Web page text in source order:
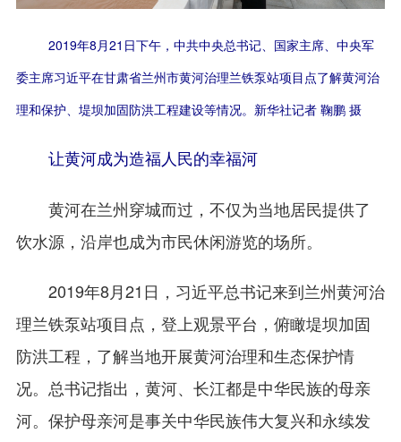
2019年8月21日下午，中共中央总书记、国家主席、中央军
委主席习近平在甘肃省兰州市黄河治理兰铁泵站项目点了解黄河治
理和保护、堤坝加固防洪工程建设等情况。新华社记者 鞠鹏 摄
让黄河成为造福人民的幸福河
黄河在兰州穿城而过，不仅为当地居民提供了
饮水源，沿岸也成为市民休闲游览的场所。
2019年8月21日，习近平总书记来到兰州黄河治
理兰铁泵站项目点，登上观景平台，俯瞰堤坝加固
防洪工程，了解当地开展黄河治理和生态保护情
况。总书记指出，黄河、长江都是中华民族的母亲
河。保护母亲河是事关中华民族伟大复兴和永续发